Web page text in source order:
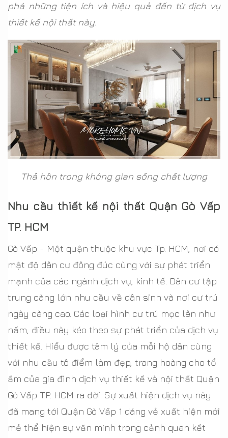
phá những tiện ích và hiệu quả đến từ dịch vụ
thiết kế nội thất này.
Thả hồn trong không gian sống chất lượng
Nhu cầu thiết kế nội thất Quận Gò Vấp
TP. HCM
Gò Vấp - Một quận thuộc khu vực Tp. HCM, nơi có
mật độ dân cư đông đúc cùng với sự phát triển
mạnh của các ngành dịch vụ, kinh tế. Dân cư tập
trung càng lớn nhu cầu về dân sinh và nơi cư trú
ngày càng cao. Các loại hình cư trú mọc lên như
nấm, điều này kéo theo sự phát triển của dịch vụ
thiết kế. Hiểu được tâm lý của mỗi hộ dân cùng
với nhu cầu tô điểm làm đẹp, trang hoàng cho tổ
ấm của gia đình dịch vụ thiết kế và nội thất Quận
Gò Vấp TP. HCM ra đời. Sự xuất hiện dịch vụ này
đã mang tới Quận Gò Vấp 1 dáng vẻ xuất hiện mới
mẻ thể hiện sự văn minh trong cảnh quan kết